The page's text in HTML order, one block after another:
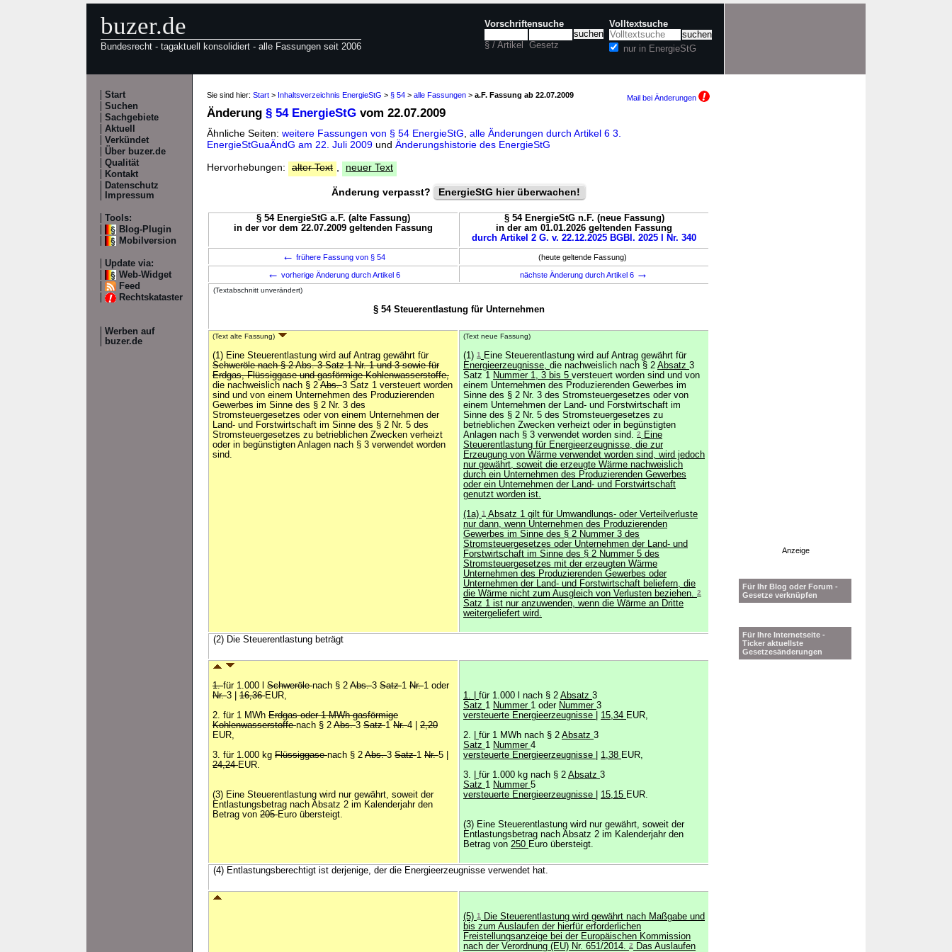
buzer.de
Bundesrecht - tagaktuell konsolidiert - alle Fassungen seit 2006
Vorschriftensuche
§ / Artikel Gesetz
Volltextsuche
nur in EnergieStG
Start
Suchen
Sachgebiete
Aktuell
Verkündet
Über buzer.de
Qualität
Kontakt
Datenschutz
Impressum
Tools:
Blog-Plugin
Mobilversion
Update via:
Web-Widget
Feed
Rechtskataster
Werben auf
buzer.de
Sie sind hier: Start > Inhaltsverzeichnis EnergieStG > § 54 > alle Fassungen > a.F. Fassung ab 22.07.2009 Mail bei Änderungen
Änderung § 54 EnergieStG vom 22.07.2009
Ähnliche Seiten: weitere Fassungen von § 54 EnergieStG alle Änderungen durch Artikel 6 3.
EnergieStGuaÄndG am 22. Juli 2009 und Änderungshistorie des EnergieStG
Hervorhebungen:
alter Text neuer Text
Änderung verpasst? EnergieStG hier überwachen!
§ 54 EnergieStG a.F. (alte Fassung)
in der vor dem 22.07.2009 geltenden Fassung
§ 54 EnergieStG n.F. (neue Fassung)
in der am 01.01.2026 geltenden Fassung
durch Artikel 2 G. v. 22.12.2025 BGBl. 2025 I Nr. 340
← frühere Fassung von § 54 (heute geltende Fassung)
← vorherige Änderung durch Artikel 6 nächste Änderung durch Artikel 6 →
(Textabschnitt unverändert)
§ 54 Steuerentlastung für Unternehmen
(Text alte Fassung)
(1) Eine Steuerentlastung wird auf Antrag gewährt für
Schweröle nach § 2 Abs. 3 Satz 1 Nr. 1 und 3 sowie für
Erdgas, Flüssiggase und gasförmige Kohlenwasserstoffe,
die nachweislich nach § 2 Abs.3 Satz 1 versteuert worden
sind und von einem Unternehmen des Produzierenden
Gewerbes im Sinne des § 2 Nr. 3 des
Stromsteuergesetzes oder von einem Unternehmen der
Land- und Forstwirtschaft im Sinne des § 2 Nr. 5 des
Stromsteuergesetzes zu betrieblichen Zwecken verheizt
oder in begünstigten Anlagen nach § 3 verwendet worden
sind.
(Text neue Fassung)
(1) 1
Eine Steuerentlastung wird auf Antrag gewährt für
Energieerzeugnisse, die nachweislich nach § 2 Absatz 3
Satz 1 Nummer 1, 3 bis 5 versteuert worden sind und von
einem Unternehmen des Produzierenden Gewerbes im
Sinne des § 2 Nr. 3 des Stromsteuergesetzes oder von
einem Unternehmen der Land- und Forstwirtschaft im
Sinne des § 2 Nr. 5 des Stromsteuergesetzes zu
betrieblichen Zwecken verheizt oder in begünstigten
Anlagen nach § 3 verwendet worden sind. 2
Eine
Steuerentlastung für Energieerzeugnisse, die zur
Erzeugung von Wärme verwendet worden sind, wird jedoch
nur gewährt, soweit die erzeugte Wärme nachweislich
durch ein Unternehmen des Produzierenden Gewerbes
oder ein Unternehmen der Land- und Forstwirtschaft
genutzt worden ist.
(1a) 1 Absatz 1 gilt für Umwandlungs- oder Verteilverluste
nur dann, wenn Unternehmen des Produzierenden
Gewerbes im Sinne des § 2 Nummer 3 des
Stromsteuergesetzes oder Unternehmen der Land- und
Forstwirtschaft im Sinne des § 2 Nummer 5 des
Stromsteuergesetzes mit der erzeugten Wärme
Unternehmen des Produzierenden Gewerbes oder
Unternehmen der Land- und Forstwirtschaft beliefern, die
die Wärme nicht zum Ausgleich von Verlusten beziehen. 2
Satz 1 ist nur anzuwenden, wenn die Wärme an Dritte
weitergeliefert wird.
(2) Die Steuerentlastung beträgt
1.für 1.000 l Schwerölenach § 2 Abs.3 Satz1 Nr.1 oder
Nr.3 | 16,36EUR,
2. für 1 MWh Erdgas oder 1 MWh gasförmige
Kohlenwasserstoffenach § 2 Abs.3 Satz1 Nr.4 | 2,20
EUR,
3. für 1.000 kg Flüssiggasenach § 2 Abs.3 Satz1 Nr.5 |
24,24EUR.
(3) Eine Steuerentlastung wird nur gewährt, soweit der
Entlastungsbetrag nach Absatz 2 im Kalenderjahr den
Betrag von 205Euro übersteigt.
1. | für 1.000 l nach § 2 Absatz 3
Satz 1 Nummer 1 oder Nummer 3
versteuerte Energieerzeugnisse
15,34 EUR,
2.
für 1 MWh nach § 2 Absatz 3
Satz 1 Nummer 4
versteuerte Energieerzeugnisse
1,38 EUR,
3.
für 1.000 kg nach § 2 Absatz 3
Satz 1 Nummer 5
versteuerte Energieerzeugnisse
15,15 EUR.
(3) Eine Steuerentlastung wird nur gewährt, soweit der
Entlastungsbetrag nach Absatz 2 im Kalenderjahr den
Betrag von 250 Euro übersteigt.
(4) Entlastungsberechtigt ist derjenige, der die Energieerzeugnisse verwendet hat.
(5) 1
Die Steuerentlastung wird gewährt nach Maßgabe und
bis zum Auslaufen der hierfür erforderlichen
Freistellungsanzeige bei der Europäischen Kommission
nach der Verordnung (EU) Nr. 651/2014. 2
Das Auslaufen
Anzeige
Für Ihr Blog oder Forum -
Gesetze verknüpfen
Für Ihre Internetseite -
Ticker aktuellste
Gesetzesänderungen